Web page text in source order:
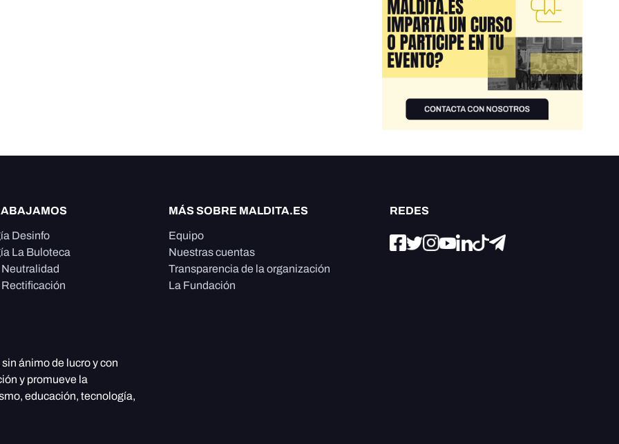
Desinfo
La Buloteca
MÁS SOBRE MALDITA.ES
Equipo
Nuestras cuentas
Transparencia de la organización
La Fundación
REDES
sin ánimo de lucro y con
y promueve la
educación, tecnología,